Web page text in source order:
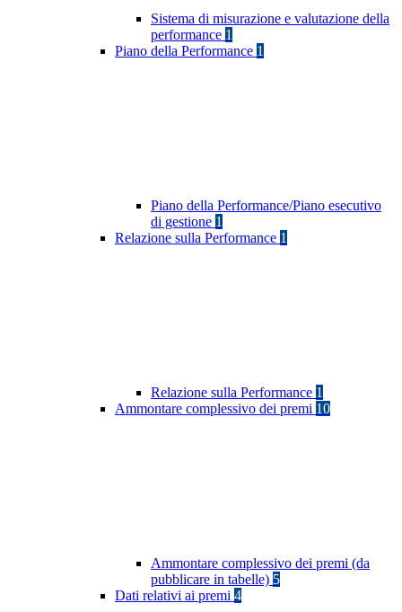
Sistema di misurazione e valutazione della
performance 1
Piano della Performance 1
Piano della Performance/Piano esecutivo
di gestione 1
Relazione sulla Performance 1
Relazione sulla Performance 1
Ammontare complessivo dei premi 10
Ammontare complessivo dei premi (da
pubblicare in tabelle) 5
Dati relativi ai premi 4